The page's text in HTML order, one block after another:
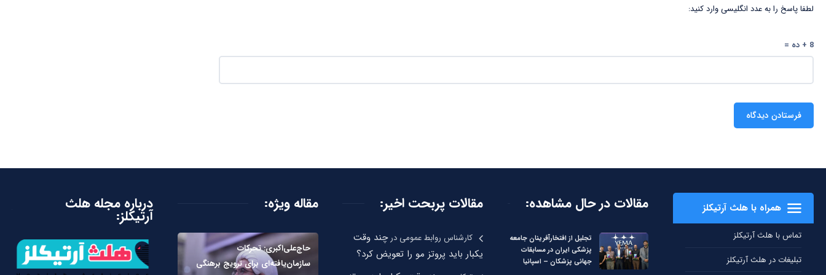
لطفا پاسخ را به عدد انگلیسی وارد کنید:
8 + ده =
همراه با هلث آرتیکلز
تماس با هلث آرتیکلز
تبلیغات در هلث آرتیکلز
مقالات در حال مشاهده:
تجلیل از افتخارآفرینان جامعه
پزشکی ایران در مسابقات
جهانی پزشکان – اسپانیا
مقالات پربحت اخیر:
کارشناس روابط عمومیدرچند وقت
یکبار باید پروتز مو را تعویض کرد؟
مقاله ویژه:
حاج‌علی‌اکبری: تحرکات
سازمان‌یافته‌ای برای ترویج برهنگی
درباره مجله هلث
آرتیکلز: